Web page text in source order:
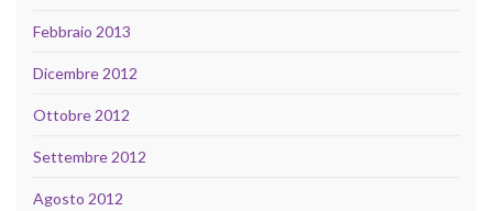
Febbraio 2013
Dicembre 2012
Ottobre 2012
Settembre 2012
Agosto 2012